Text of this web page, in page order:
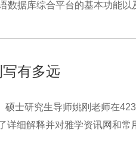
据库综合平台的基本功能
有多远
士研究生导师姚刚老师在
细解释并对雅学资讯网和